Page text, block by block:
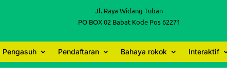
Jl. Raya Widang Tuban
PO BOX 02 Babat Kode Pos 62271
Pengasuh Pendaftaran Bahaya rokok Interaktif